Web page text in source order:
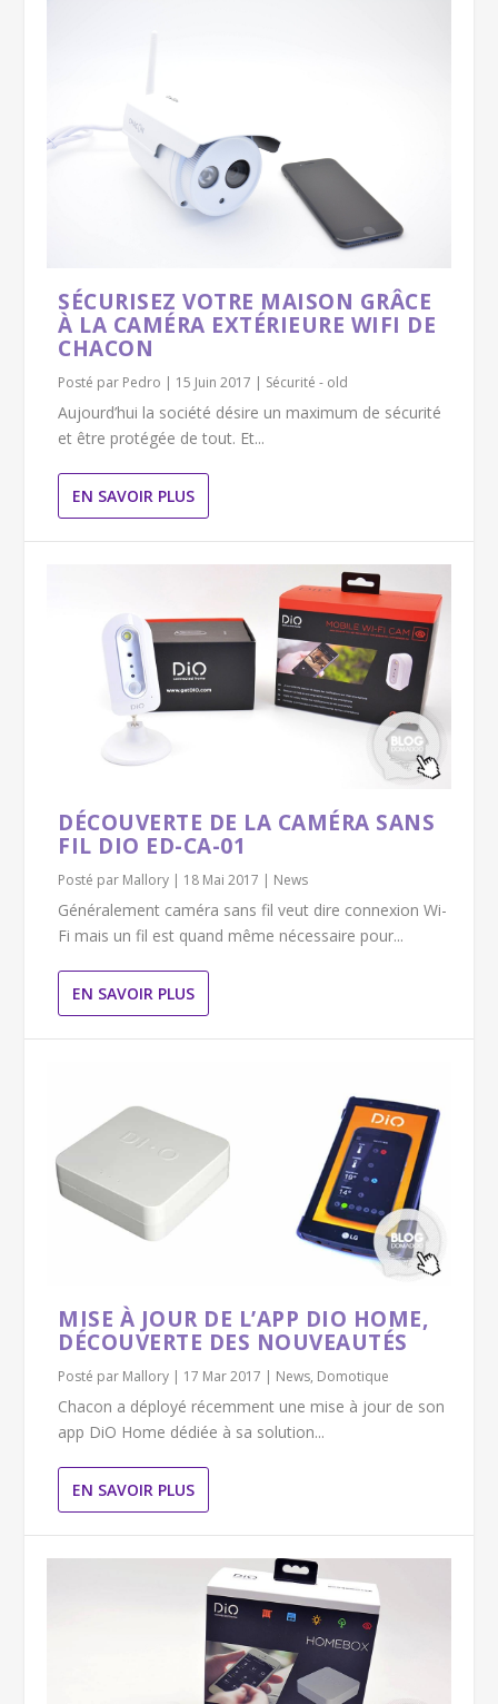
SÉCURISEZ VOTRE MAISON GRÂCE
À LA CAMÉRA EXTÉRIEURE WIFI DE
CHACON
Posté par Pedro | 15 Juin 2017 | Sécurité - old
Aujourd’hui la société désire un maximum de sécurité
et être protégée de tout. Et...
EN SAVOIR PLUS
DÉCOUVERTE DE LA CAMÉRA SANS
FIL DIO ED-CA-01
Posté par Mallory | 18 Mai 2017 | News
Généralement caméra sans fil veut dire connexion Wi-
Fi mais un fil est quand même nécessaire pour...
EN SAVOIR PLUS
MISE À JOUR DE L’APP DIO HOME,
DÉCOUVERTE DES NOUVEAUTÉS
Posté par Mallory | 17 Mar 2017 | News, Domotique
Chacon a déployé récemment une mise à jour de son
app DiO Home dédiée à sa solution...
EN SAVOIR PLUS